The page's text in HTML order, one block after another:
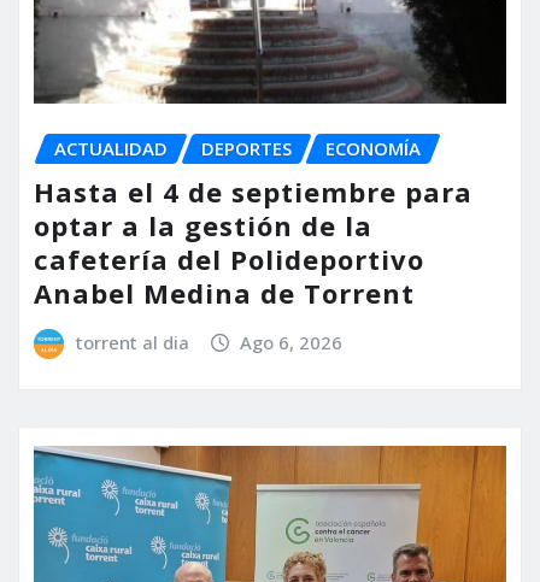
ACTUALIDAD DEPORTES ECONOMÍA
Hasta el 4 de septiembre para
optar a la gestión de la
cafetería del Polideportivo
Anabel Medina de Torrent
torrent al dia Ago 6, 2026